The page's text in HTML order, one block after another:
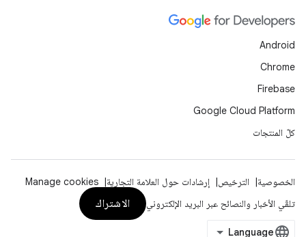
Android
Chrome
Firebase
Google Cloud Platform
كلّ المنتجات
الخصوصية الترخيص إرشادات حول العلامة التجارية
Manage cookies
تلقّي الأخبار والنصائح عبر البريد الإلكتروني
الاشتراك